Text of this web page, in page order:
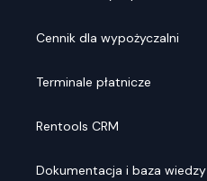
Cennik dla wypożyczalni
Terminale płatnicze
Rentools CRM
Dokumentacja i baza wiedzy